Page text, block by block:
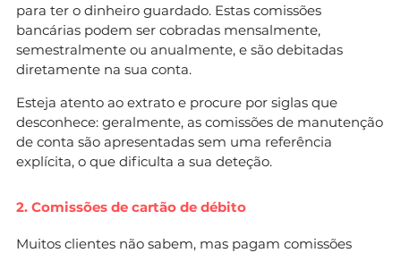
para ter o dinheiro guardado. Estas comissões
bancárias podem ser cobradas mensalmente,
semestralmente ou anualmente, e são debitadas
diretamente na sua conta.
Esteja atento ao extrato e procure por siglas que
desconhece: geralmente, as comissões de manutenção
de conta são apresentadas sem uma referência
explícita, o que dificulta a sua deteção.
2. Comissões de cartão de débito
Muitos clientes não sabem, mas pagam comissões